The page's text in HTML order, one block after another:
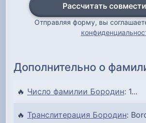
Рассчитать
Отправляя форму, вы
Дополнительно о
🔥 Число фамилии Бородин: 1...
🔥 Транслитерация Бородин: